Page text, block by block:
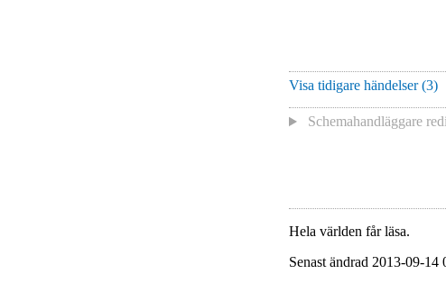
Visa tidigare händelser (3)
Schemahandläggare
Hela världen får läsa.
Senast ändrad 2013-09-14